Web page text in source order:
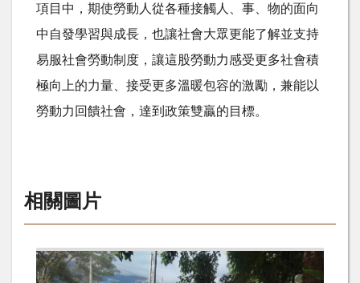
項目中，期使勞動人從各種接觸人、事、物的面向
中自發學習與成長，也讓社會大眾更能了解並支持
易服社會勞動制度，讓這股勞動力感受更多社會積
極向上的力量、接受更多溫暖包容的激勵，兼能以
勞動力回饋社會，達到政策雙贏的目標。
相關圖片